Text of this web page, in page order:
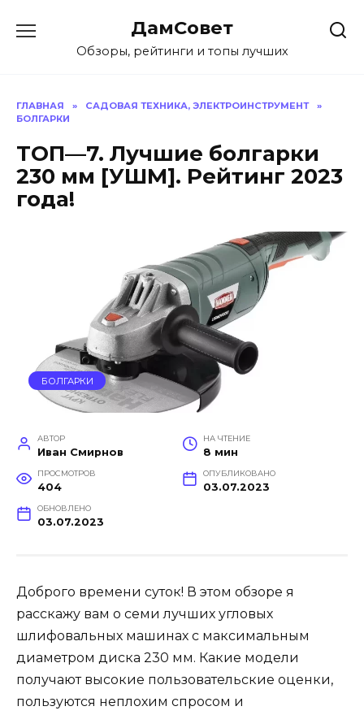
содержанию
ДамСовет
Обзоры, рейтинги и топы лучших
ГЛАВНАЯ » САДОВАЯ ТЕХНИКА, ЭЛЕКТРОИНСТРУМЕНТ
»
БОЛГАРКИ
ТОП—7. Лучшие болгарки
230 мм [УШМ]. Рейтинг 2023
года!
БОЛГАРКИ
АВТОР
Иван Смирнов
НА ЧТЕНИЕ
8 мин
ПРОСМОТРОВ
404
ОПУБЛИКОВАНО
03.07.2023
ОБНОВЛЕНО
03.07.2023
Доброго времени суток! В этом обзоре я
расскажу вам о семи лучших угловых
шлифовальных машинах с максимальным
диаметром диска 230 мм. Какие модели
получают высокие пользовательские оценки,
пользуются неплохим спросом и